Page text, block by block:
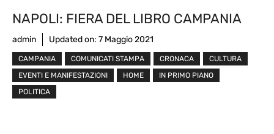
NAPOLI: FIERA DEL LIBRO CAMPANIA
admin Updated on: 7 Maggio 2021
CAMPANIA COMUNICATI STAMPA CRONACA
CULTURA
EVENTI E MANIFESTAZIONI
HOME
IN PRIMO PIANO
POLITICA